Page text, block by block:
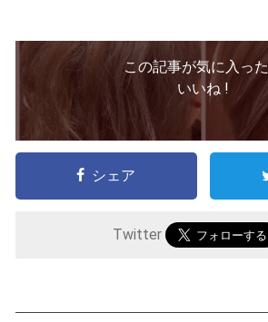
この記事が気に入っ
いいね !
シェア
Twitter